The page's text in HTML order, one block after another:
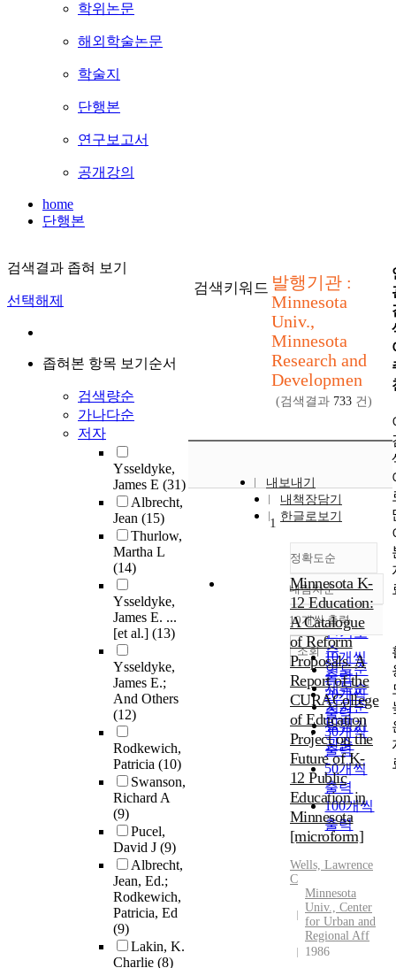
학위논문
해외학술논문
학술지
단행본
연구보고서
공개강의
home
단행본
검색결과 좁혀 보기
선택해제
좁혀본 항목 보기순서
검색량순
가나다순
저자
Ysseldyke,
James E (31)
Albrecht,
Jean (15)
Thurlow,
Martha L
(14)
Ysseldyke,
James E. ...
[et al.] (13)
Ysseldyke,
James E.;
And Others
(12)
Rodkewich,
Patricia (10)
Swanson,
Richard A
(9)
Pucel,
David J (9)
Albrecht,
Jean, Ed.;
Rodkewich,
Patricia, Ed
(9)
Lakin, K.
Charlie (8)
검색키워드 발행기관 :
Minnesota
Univ.,
Minnesota
Research and
Developmen
(검색결과 733 건)
내보내기
내책장담기
한글로보기
정확도순
정확도
순
인기도
순
연도순
제목순
저자순
발행기
관순
내림차순
내림차순
10개씩 출력
10개씩
출력
20개씩
출력
30개씩
출력
50개씩
출력
100개씩
출력
조회
1
Minnesota K-
12 Education:
A Catalogue
of Reform
Proposals. A
Report of the
CURACollege
of Education
Project on the
Future of K-
12 Public
Education in
Minnesota
[microform]
Wells, Lawrence
C
Minnesota
Univ., Center
for Urban and
Regional Aff
1986